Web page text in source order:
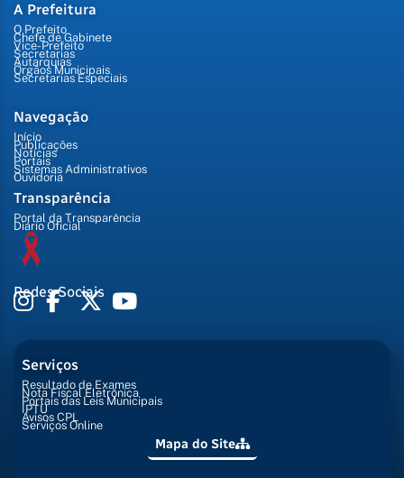
A Prefeitura
O Prefeito
Chefe de Gabinete
Vice-Prefeito
Secretarias
Autarquias
Órgãos Municipais
Secretarias Especiais
Navegação
Início
Publicações
Notícias
Portais
Sistemas Administrativos
Ouvidoria
Transparência
Portal da Transparência
Diário Oficial
Redes Sociais
Serviços
Resultado de Exames
Nota Fiscal Eletrônica
Portais das Leis Municipais
IPTU
Avisos CPL
Serviços Online
Mapa do Site